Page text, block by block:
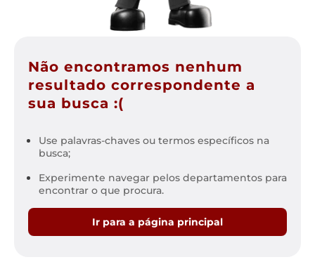
Não encontramos nenhum
resultado correspondente a
sua busca :(
Use palavras-chaves ou termos específicos na
busca;
Experimente navegar pelos departamentos para
encontrar o que procura.
Ir para a página principal